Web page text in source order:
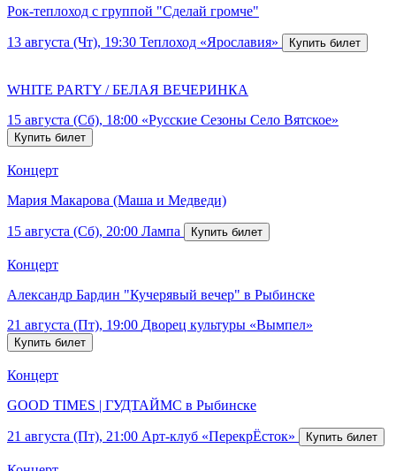
Рок-теплоход с группой "Сделай громче"
13 августа (Чт), 19:30 Теплоход «Ярославия»
WHITE PARTY / БЕЛАЯ ВЕЧЕРИНКА
15 августа (Сб), 18:00 «Русские Сезоны Село Вятское»
Концерт
Мария Макарова (Маша и Медведи)
15 августа (Сб), 20:00 Лампа
Концерт
Александр Бардин "Кучерявый вечер" в Рыбинске
21 августа (Пт), 19:00 Дворец культуры «Вымпел»
Концерт
GOOD TIMES | ГУДТАЙМС в Рыбинске
21 августа (Пт), 21:00 Арт-клуб «ПерекрЁсток»